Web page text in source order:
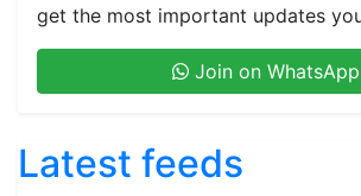
get the most important updates
Join on WhatsApp
Latest feeds